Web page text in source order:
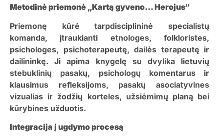
Metodinė priemonė „Kartą gyveno… Herojus“
Priemonę kūrė tarpdisciplininė specialistų
komanda, įtraukianti etnologes, folkloristes,
psichologes, psichoterapeutę, dailės terapeutę ir
dailininkę. Ji apima knygelę su dvylika lietuvių
stebuklinių pasakų, psichologų komentarus ir
klausimus refleksijoms, pasakų asociatyvines
vizualias ir žodžių korteles, užsiėmimų planą bei
kūrybines užduotis.
Integracija į ugdymo procesą